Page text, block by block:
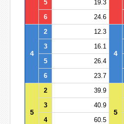
5
19.3
6
24.6
4
2 12.3
4
3
16.1
5
26.4
6
23.7
5
2 39.9
5
3
40.9
4
60.5